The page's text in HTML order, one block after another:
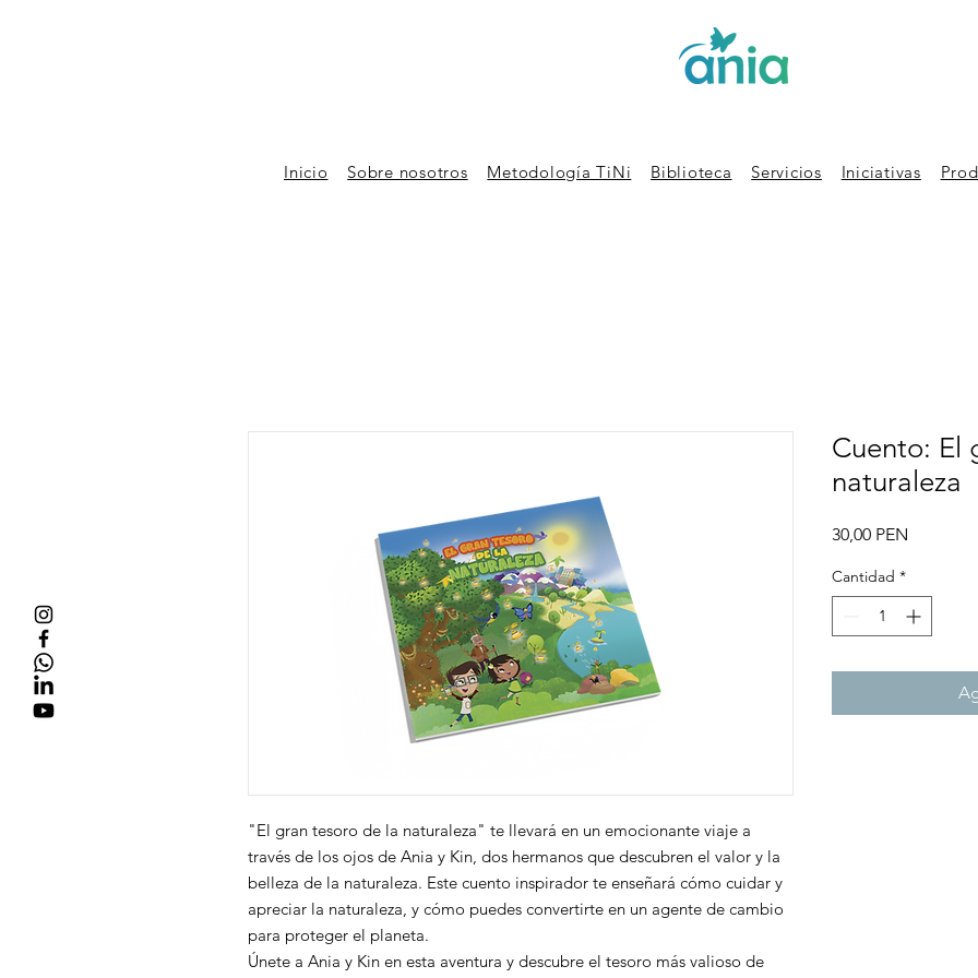
Inicio Sobre nosotros Metodología TiNi Biblioteca Servicios Iniciativas
"El gran tesoro de la naturaleza" te llevará en un emocionante viaje a
través de los ojos de Ania y Kin, dos hermanos que descubren el valor y la
belleza de la naturaleza. Este cuento inspirador te enseñará cómo cuidar y
apreciar la naturaleza, y cómo puedes convertirte en un agente de cambio
para proteger el planeta.
Únete a Ania y Kin en esta aventura y descubre el tesoro más valioso de
Cuento: El
naturaleza
30,00 PEN
Cantidad *